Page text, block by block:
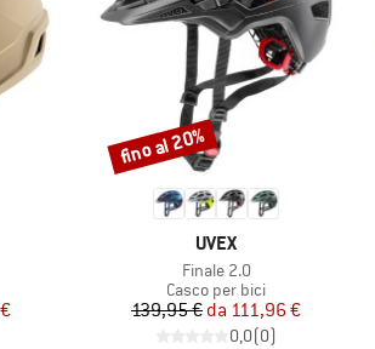
MARCHIO
UVEX
Articolo
Finale 2.0
Gruppo di prodotti
Casco per bici
Prezzo
139,95 € Prezzo ridotto
da 111,96 €
0,0(0)
Sconto
fino al 20%